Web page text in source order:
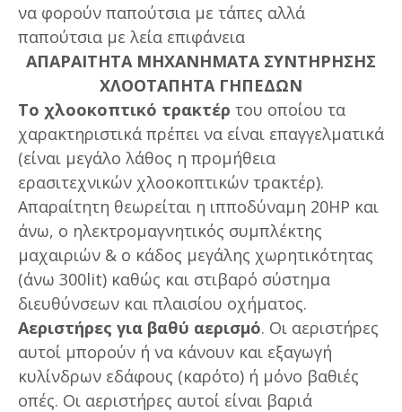
να φορούν παπούτσια με τάπες αλλά
παπούτσια με λεία επιφάνεια
ΑΠΑΡΑΙΤΗΤΑ ΜΗΧΑΝΗΜΑΤΑ ΣΥΝΤΗΡΗΣΗΣ
ΧΛΟΟΤΑΠΗΤΑ ΓΗΠΕΔΩΝ
Το χλοοκοπτικό τρακτέρ του οποίου τα
χαρακτηριστικά πρέπει να είναι επαγγελματικά
(είναι μεγάλο λάθος η προμήθεια
ερασιτεχνικών χλοοκοπτικών τρακτέρ).
Απαραίτητη θεωρείται η ιπποδύναμη 20HP και
άνω, ο ηλεκτρομαγνητικός συμπλέκτης
μαχαιριών & ο κάδος μεγάλης χωρητικότητας
(άνω 300lit) καθώς και στιβαρό σύστημα
διευθύνσεων και πλαισίου οχήματος.
Αεριστήρες για βαθύ αερισμό. Οι αεριστήρες
αυτοί μπορούν ή να κάνουν και εξαγωγή
κυλίνδρων εδάφους (καρότο) ή μόνο βαθιές
οπές. Οι αεριστήρες αυτοί είναι βαριά